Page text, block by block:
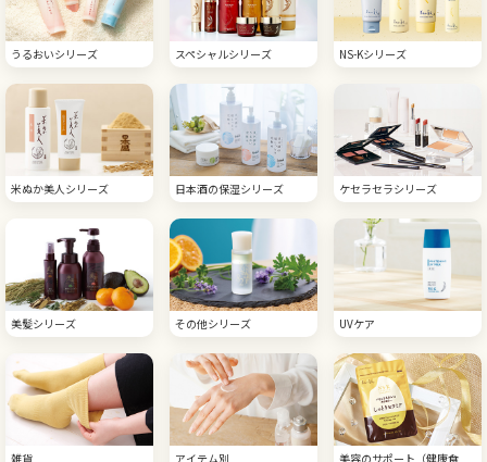
うるおいシリーズ スペシャルシリーズ NS-Kシリーズ
米ぬか美人シリーズ 日本酒の保湿シリーズ ケセラセラシリーズ
美髪シリーズ その他シリーズ UVケア
雑貨 アイテム別
美容のサポート（健康食